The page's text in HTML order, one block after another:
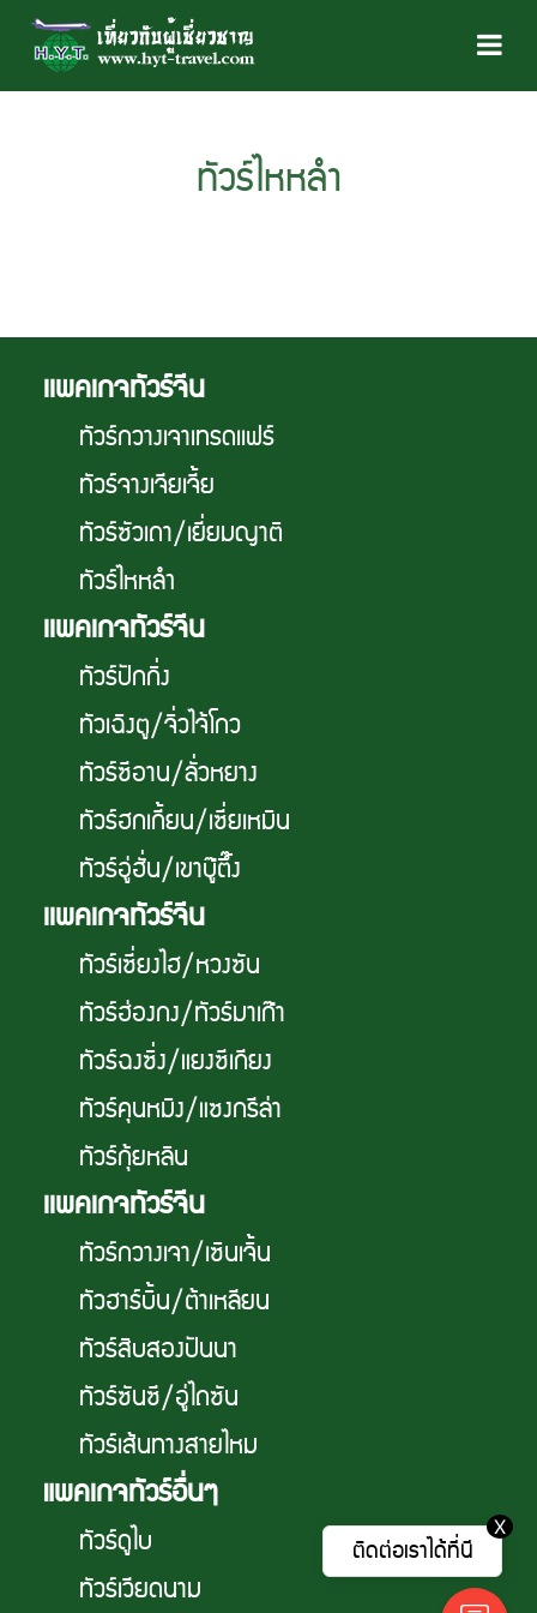
ทัวร์ไหหลำ
เเพคเกจทัวร์จีน
ทัวร์กวางเจาเทรดเเฟร์
ทัวร์จางเจียเจี้ย
ทัวร์ซัวเถา/เยี่ยมญาติ
ทัวร์ไหหลำ
เเพคเกจทัวร์จีน
ทัวร์ปักกิ่ง
ทัวเฉิงตู/จิ่วไจ้โกว
ทัวร์ซีอาน/ลั่วหยาง
ทัวร์ฮกเกี้ยน/เซี่ยเหมิน
ทัวร์อู่ฮั่น/เขาบู๊ตึ๊ง
เเพคเกจทัวร์จีน
ทัวร์เซี่ยงไฮ/หวงซัน
ทัวร์ฮ่องกง/ทัวร์มาเก๊า
ทัวร์ฉงซิ่ง/แยงซีเกียง
ทัวร์คุนหมิง/แซงกรีล่า
ทัวร์กุ้ยหลิน
เเพคเกจทัวร์จีน
ทัวร์กวางเจา/เซินเจิ้น
ทัวฮาร์บิ้น/ต้าเหลียน
ทัวร์สิบสองปันนา
ทัวร์ซันซี/อู่ไถซัน
ทัวร์เส้นทางสายไหม
แพคเกจทัวร์อื่นๆ
ทัวร์ดูไบ
ทัวร์เวียดนาม
ติดต่อเราได้ที่นี
X